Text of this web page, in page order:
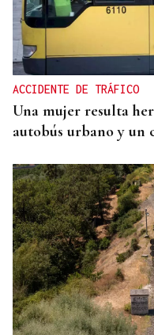
ACCIDENTE DE TRÁFICO
Una mujer resulta
autobús urbano y un